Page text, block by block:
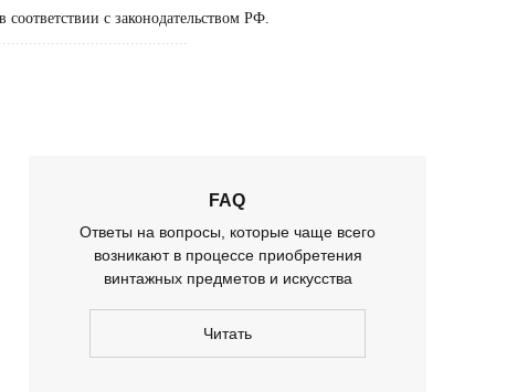
соответствии с законодательством РФ.
FAQ
Ответы на вопросы, которые чаще всего
возникают в процессе приобретения
винтажных предметов и искусства
по предварительной
договоренности
Читать